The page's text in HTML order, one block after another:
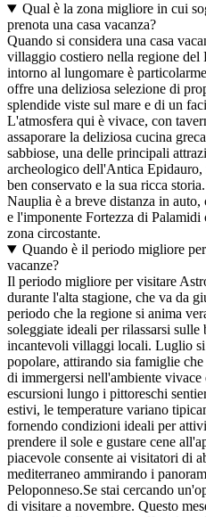
Qual è la zona migliore in cui
prenota una casa vacanza?
Quando si considera una casa
villaggio costiero nella regione del
intorno al lungomare è
offre una deliziosa selezione di
splendide viste sul mare e di un
L'atmosfera qui è vivace, con
assaporare la deliziosa cucina
sabbiose, una delle principali
archeologico dell'Antica
ben conservato e la sua ricca
Nauplia è a breve distanza in
e l'imponente Fortezza di
zona circostante.
Quando è il periodo migliore
vacanze?
Il periodo migliore per visitare
durante l'alta stagione, che va da
periodo che la regione si anima
soleggiate ideali per rilassarsi
incantevoli villaggi locali. Luglio
popolare, attirando sia famiglie
di immergersi nell'ambiente
escursioni lungo i pittoreschi
estivi, le temperature variano
fornendo condizioni ideali per
prendere il sole e gustare cene
piacevole consente ai visitatori di
mediterraneo ammirando i
Peloponneso.Se stai cercando
di visitare a novembre. Questo